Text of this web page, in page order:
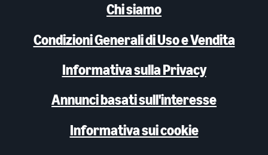
Chi siamo
Condizioni Generali di Uso e Vendita
Informativa sulla Privacy
Annunci basati sull'interesse
Informativa sui cookie